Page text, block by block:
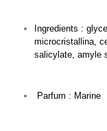
Ingredients :
microcristallina,
salicylate, amyle
Parfum : Marine